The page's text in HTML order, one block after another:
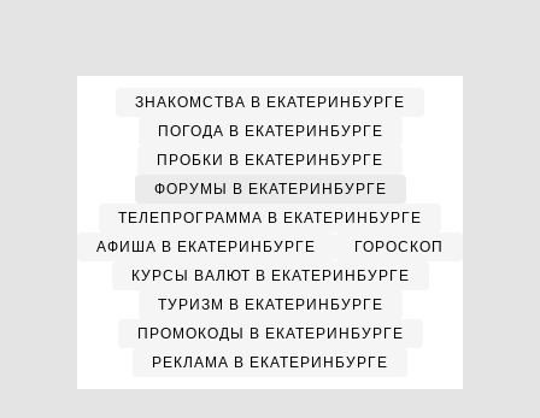
ЗНАКОМСТВА В ЕКАТЕРИНБУРГЕ
ПОГОДА В ЕКАТЕРИНБУРГЕ
ПРОБКИ В ЕКАТЕРИНБУРГЕ
ФОРУМЫ В ЕКАТЕРИНБУРГЕ
ТЕЛЕПРОГРАММА В ЕКАТЕРИНБУРГЕ
АФИША В ЕКАТЕРИНБУРГЕ
ГОРОСКОП
КУРСЫ ВАЛЮТ В ЕКАТЕРИНБУРГЕ
ТУРИЗМ В ЕКАТЕРИНБУРГЕ
ПРОМОКОДЫ В ЕКАТЕРИНБУРГЕ
РЕКЛАМА В ЕКАТЕРИНБУРГЕ